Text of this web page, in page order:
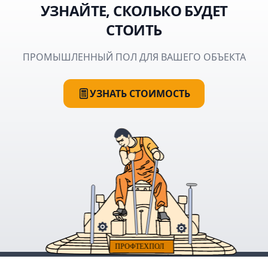
УЗНАЙТЕ, СКОЛЬКО БУДЕТ
СТОИТЬ
ПРОМЫШЛЕННЫЙ ПОЛ ДЛЯ ВАШЕГО ОБЪЕКТА
УЗНАТЬ СТОИМОСТЬ